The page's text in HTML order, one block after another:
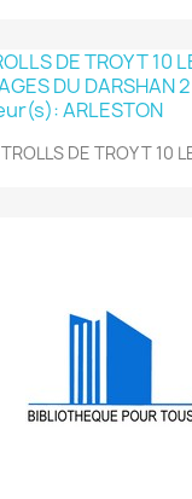
TROLLS DE TROY T 10